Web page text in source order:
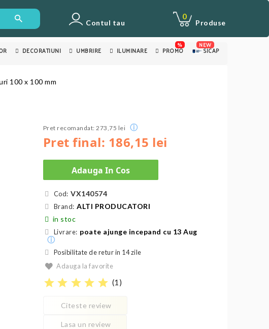
Contul tau Produse
0
DECORATIUNI UMBRIRE ILUMINARE PROMO
%
SICAP
NEW
100 x 100 mm
Pret final: 186,15 lei
Pret recomandat: 273,75 lei ⓘ
Adauga In Cos
Cod: VX140574
Brand: ALTI PRODUCATORI
in stoc
Livrare: poate ajunge incepand cu 13 Aug
ⓘ
Posibilitate de retur in 14 zile
Adauga la favorite
star star star star star (1 )
Citeste review
Lasa un review